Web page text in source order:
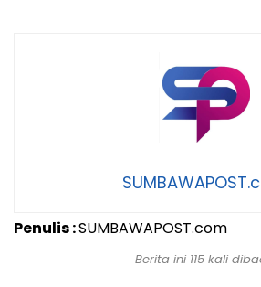
Penulis :SUMBAWAPOST.com
Berita ini 115 kali